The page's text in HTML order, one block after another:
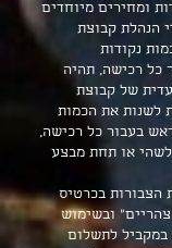
ומחירים מיוחדים
הנהלת קבוצת
נקודות
כל רכישה, תהיה
של קבוצת
לשנות את הכמות
בעבור כל רכישה,
או תחת מבצע
הצבורות בכרטיס
ובשימוש
במקביל לתשלום